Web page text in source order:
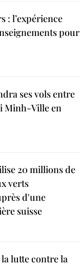
: l’expérience
pour
ses vols entre
Minh-Ville en
20 millions de
verts
d'une
suisse
lutte contre la